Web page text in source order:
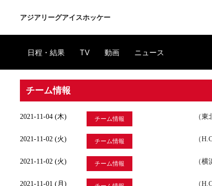
アジアリーグアイスホッケー
日程・結果 TV 動画 ニュース
チーム情報
2021-11-04 (木) チーム情報 （
2021-11-02 (火) チーム情報 （
2021-11-02 (火) チーム情報 （
2021-11-01 (月) （